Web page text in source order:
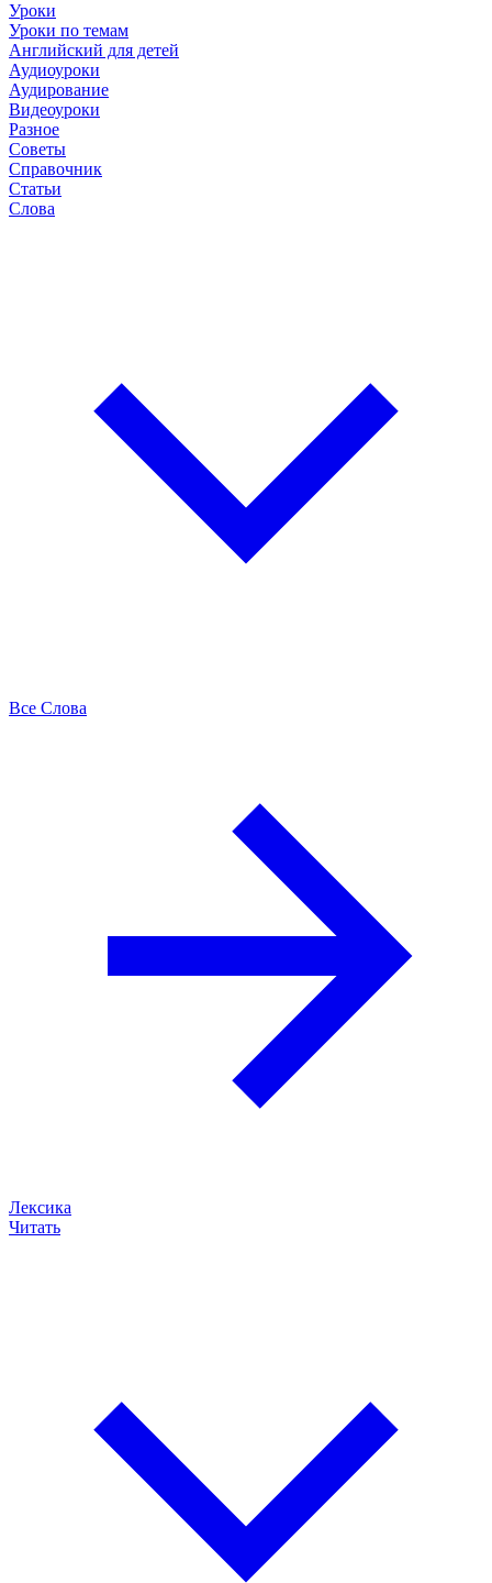
Уроки
Уроки по темам
Английский для детей
Аудиоуроки
Аудирование
Видеоуроки
Разное
Советы
Справочник
Статьи
Слова
Все Слова
Лексика
Читать